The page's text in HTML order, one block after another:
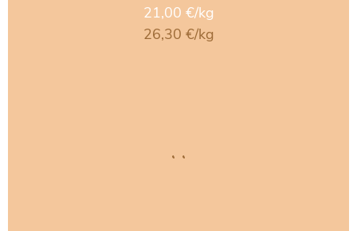
21,00 €/kg
26,30 €/kg
• •